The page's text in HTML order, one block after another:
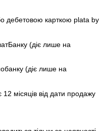
дебетовою карткою plata by
(діє лише на
(діє лише на
12 місяців від дати продажу